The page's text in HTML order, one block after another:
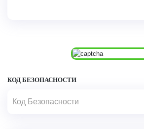
КОД БЕЗОПАСНОСТИ